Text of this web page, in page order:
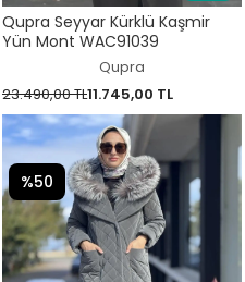
Qupra Seyyar Kürklü Kaşmir
Yün Mont WAC91039
Qupra
23.490,00 TL11.745,00 TL
%50